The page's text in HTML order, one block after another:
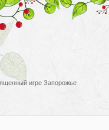
игре Запорожье